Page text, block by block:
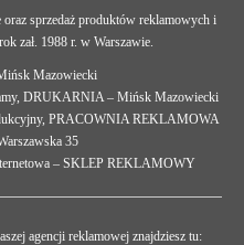
oraz sprzedaż produktów reklamowych i
zał. 1988 r. w Warszawie.
Mazowiecki
DRUKARNIA – Mińsk Mazowiecki
PRACOWNIA REKLAMOWA
35
– SKLEP REKLAMOWY
agencji reklamowej znajdziesz tu: